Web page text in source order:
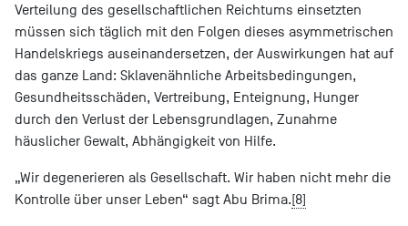
Verteilung des gesellschaftlichen Reichtums einsetzten
müssen sich täglich mit den Folgen dieses asymmetrischen
Handelskriegs auseinandersetzen, der Auswirkungen hat auf
das ganze Land: Sklavenähnliche Arbeitsbedingungen,
Gesundheitsschäden, Vertreibung, Enteignung, Hunger
durch den Verlust der Lebensgrundlagen, Zunahme
häuslicher Gewalt, Abhängigkeit von Hilfe.
„Wir degenerieren als Gesellschaft. Wir haben nicht mehr die
Kontrolle über unser Leben“ sagt Abu Brima.[8]